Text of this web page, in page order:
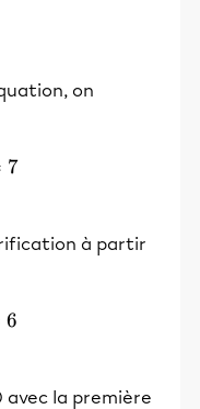
1
on
7
à partir
1 = 6
6
avec la première